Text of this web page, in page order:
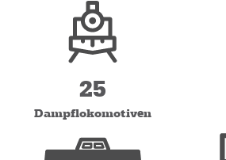
25
Dampflokomotiven